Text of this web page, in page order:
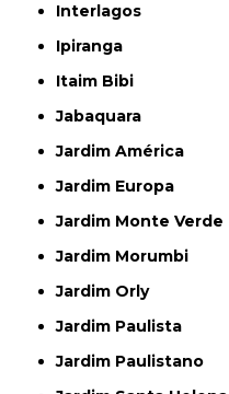
Interlagos
Ipiranga
Itaim Bibi
Jabaquara
Jardim América
Jardim Europa
Jardim Monte Verde
Jardim Morumbi
Jardim Orly
Jardim Paulista
Jardim Paulistano